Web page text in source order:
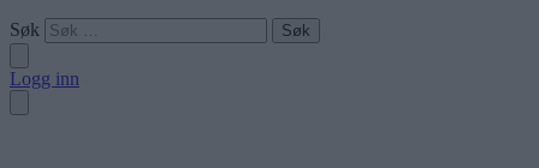
Søk
Logg inn